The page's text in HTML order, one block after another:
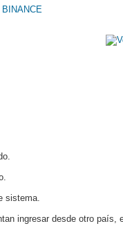
BINANCE
sistema.
ingresar desde otro país,